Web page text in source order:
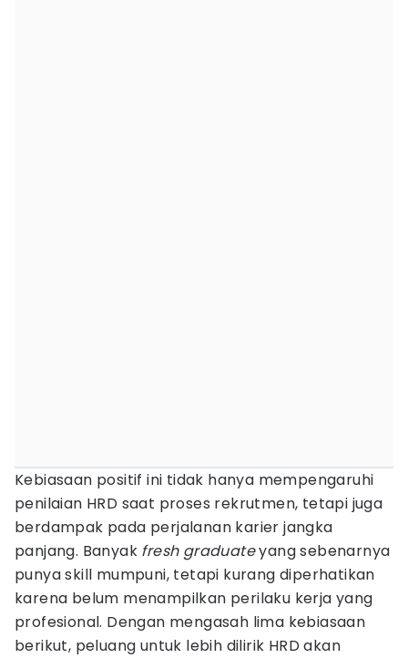
Kebiasaan positif ini tidak hanya mempengaruhi
penilaian HRD saat proses rekrutmen, tetapi juga
berdampak pada perjalanan karier jangka
panjang. Banyak fresh graduateyang sebenarnya
punya skill mumpuni, tetapi kurang diperhatikan
karena belum menampilkan perilaku kerja yang
profesional. Dengan mengasah lima kebiasaan
berikut, peluang untuk lebih dilirik HRD akan